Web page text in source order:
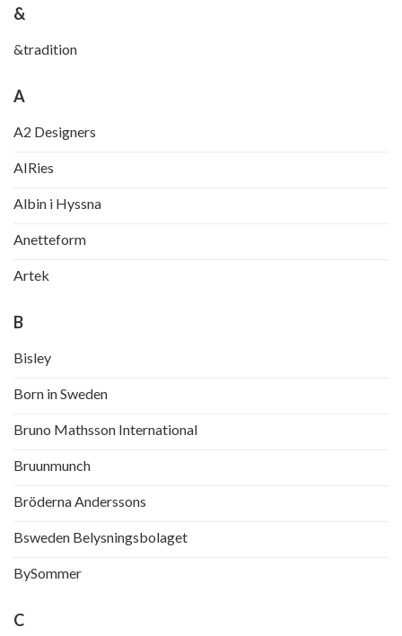
&
&tradition
A
A2 Designers
AIRies
Albin i Hyssna
Anetteform
Artek
B
Bisley
Born in Sweden
Bruno Mathsson International
Bruunmunch
Bröderna Anderssons
Bsweden Belysningsbolaget
BySommer
C